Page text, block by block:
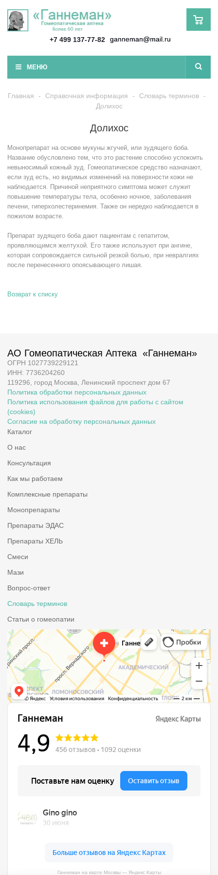
+7 499 137-77-82 ganneman@mail.ru
МЕНЮ
Главная - Справочная информация - Словарь терминов -
Долихос
Долихос
Монопрепарат на основе мукуны жгучей, или зудящего боба.
Название обусловлено тем, что это растение способно успокоить
невыносимый кожный зуд. Гомеопатическое средство назначают,
если зуд есть, но видимых изменений на поверхности кожи не
наблюдается. Причиной неприятного симптома может служит
повышение температуры тела, особенно ночное, заболевания
печени, гиперхолестеринемия. Также он нередко наблюдается в
пожилом возрасте.
Препарат зудящего боба дают пациентам с гепатитом,
проявляющимся желтухой. Его также используют при ангине,
которая сопровождается сильной резкой болью, при невралгиях
после перенесенного опоясывающего лишая.
Возврат к списку
АО Гомеопатическая Аптека «Ганнеман»
ОГРН 1027739229121
ИНН: 7736204260
119296, город Москва, Ленинский проспект дом 67
Политика обработки персональных данных
Политика использования файлов для работы с сайтом
(cookies)
Согласие на обработку персональных данных
Каталог
О нас
Консультация
Как мы работаем
Комплексные препараты
Монопрепараты
Препараты ЭДАС
Препараты ХЕЛЬ
Смеси
Мази
Вопрос-ответ
Словарь терминов
Статьи о гомеопатии
Ганнеман на карте Москвы — Яндекс Карты